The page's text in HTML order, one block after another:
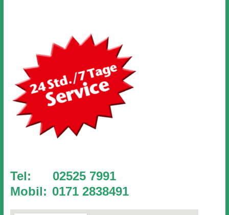
Tel: 02525 7991
Mobil: 0171 2838491